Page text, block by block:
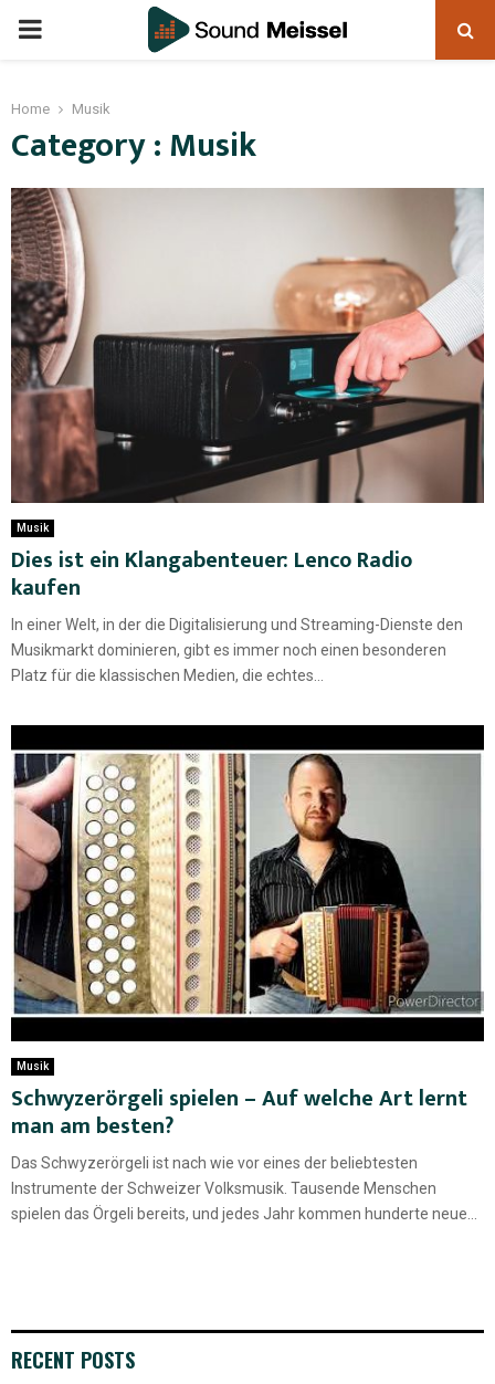
Home Musik
Category : Musik
Musik
Dies ist ein Klangabenteuer: Lenco Radio
kaufen
In einer Welt, in der die Digitalisierung und Streaming-Dienste den
Musikmarkt dominieren, gibt es immer noch einen besonderen
Platz für die klassischen Medien, die echtes...
Musik
Schwyzerörgeli spielen – Auf welche Art lernt
man am besten?
Das Schwyzerörgeli ist nach wie vor eines der beliebtesten
Instrumente der Schweizer Volksmusik. Tausende Menschen
spielen das Örgeli bereits, und jedes Jahr kommen hunderte neue...
RECENT POSTS